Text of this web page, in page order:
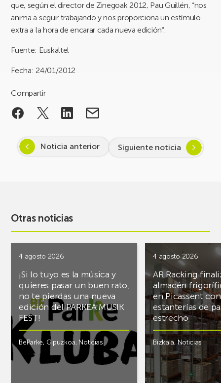
que, según el director de Zinegoak 2012, Pau Guillén, “nos
anima a seguir trabajando y nos proporciona un estímulo
extra a la hora de encarar cada nueva edición”.
Fuente: Euskaltel
Fecha: 24/01/2012
Compartir
Noticia anterior Siguiente noticia
Otras noticias
4 agosto 2026
¡Si lo tuyo es la música y
quieres pasar un buen rato,
no te pierdas una nueva
edición del PARKEA MUSIK
FEST!
BeParke, Gipuzkoa, Noticias
4 agosto 2026
AR Racking
almacén
en Picassent con
estanterías de
estrecho
Bizkaia,Noticias